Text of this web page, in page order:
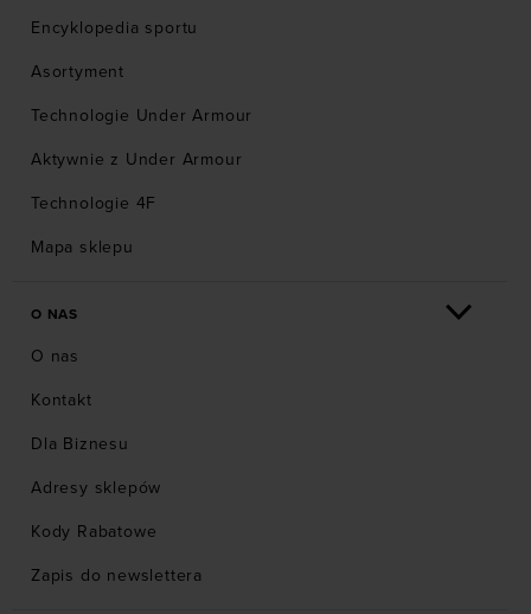
Encyklopedia sportu
Asortyment
Technologie Under Armour
Aktywnie z Under Armour
Technologie 4F
Mapa sklepu
O NAS
O nas
Kontakt
Dla Biznesu
Adresy sklepów
Kody Rabatowe
Zapis do newslettera